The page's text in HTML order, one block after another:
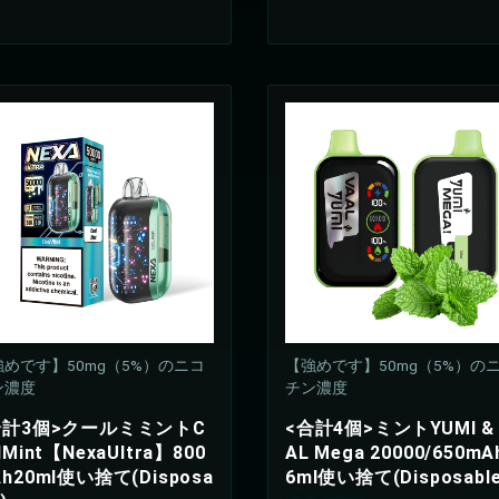
めです】50mg（5%）のニコ
濃度
3個>クールミミントC
【NexaUltra】800
使い捨て(Disposa
【強めです】50mg（5%）の
チン濃度
<合計4個>ミントYUMI &
AL Mega 20000/
6ml使い捨て